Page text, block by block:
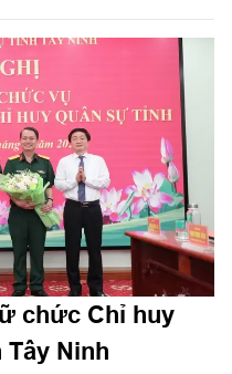
khu.
chức Chỉ huy
Ninh